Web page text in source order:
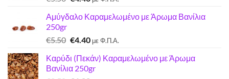
was: τιμή
€4.40.
Αμύγδαλο Καραμελωμένο με Άρωμα Βανίλια
250gr
€5.50 Original
was:
€5.50.
€4.40Η
τιμή
είναι:
με Φ.Π.Α.
Καρύδι (Πεκάν) Καραμελωμένο με Άρωμα
Βανίλια 250gr